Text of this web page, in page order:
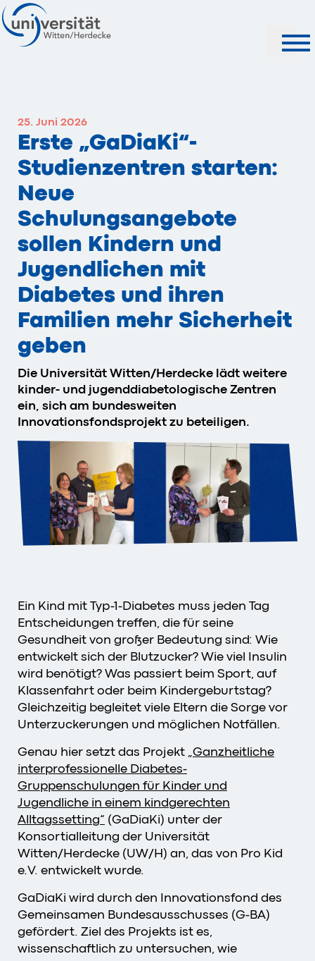
25. Juni 2026
Erste „GaDiaKi“-
Studienzentren starten:
Neue
Schulungsangebote
sollen Kindern und
Jugendlichen mit
Diabetes und ihren
Familien mehr Sicherheit
geben
Die Universität Witten/Herdecke lädt weitere
kinder- und jugenddiabetologische Zentren
ein, sich am bundesweiten
Innovationsfondsprojekt zu beteiligen.
Ein Kind mit Typ-1-Diabetes muss jeden Tag
Entscheidungen treffen, die für seine
Gesundheit von großer Bedeutung sind: Wie
entwickelt sich der Blutzucker? Wie viel Insulin
wird benötigt? Was passiert beim Sport, auf
Klassenfahrt oder beim Kindergeburtstag?
Gleichzeitig begleitet viele Eltern die Sorge vor
Unterzuckerungen und möglichen Notfällen.
Genau hier setzt das Projekt „Ganzheitliche
interprofessionelle Diabetes-
Gruppenschulungen für Kinder und
Jugendliche in einem kindgerechten
Alltagssetting“ (GaDiaKi) unter der
Konsortialleitung der Universität
Witten/Herdecke (UW/H) an, das von Pro Kid
e.V. entwickelt wurde.
GaDiaKi wird durch den Innovationsfond des
Gemeinsamen Bundesausschusses (G-BA)
gefördert. Ziel des Projekts ist es,
wissenschaftlich zu untersuchen, wie